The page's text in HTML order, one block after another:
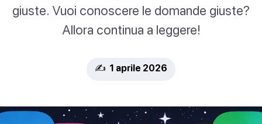
giuste. Vuoi conoscere le domande giuste?
Allora continua a leggere!
✍️ 1 aprile 2026